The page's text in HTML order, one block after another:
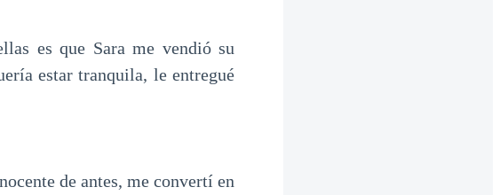
es que Sara me vendió su
estar tranquila, le entregué
de antes, me convertí en